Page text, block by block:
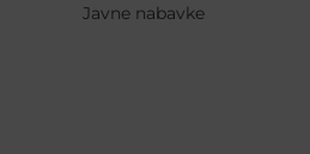
Javne nabavke